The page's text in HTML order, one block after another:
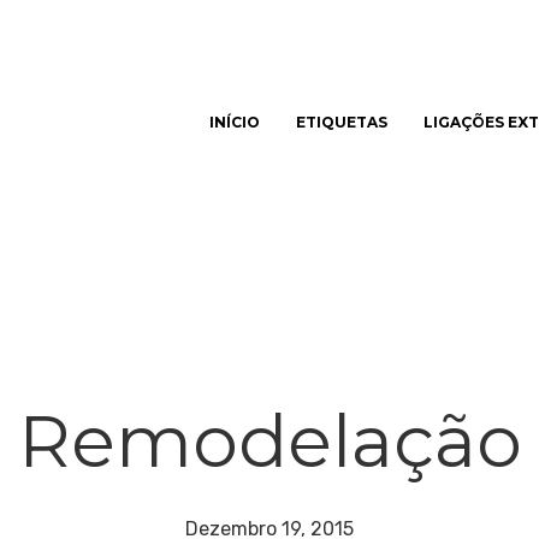
INÍCIO ETIQUETAS LIGAÇÕES
Remodelação
Dezembro 19, 2015